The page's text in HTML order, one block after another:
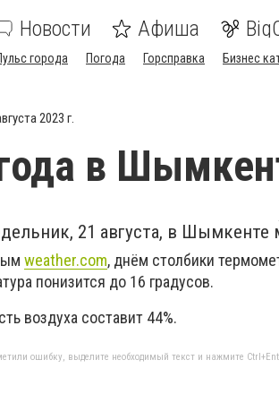
Новости Афиша
города Погода Горсправка Бизнес
2023 г.
в
21 августа, в Шымкенте
weather.com, днём столбики
понизится до 16 градусов.
воздуха составит 44%.
ошибку, выделите необходимый текст и нажмите